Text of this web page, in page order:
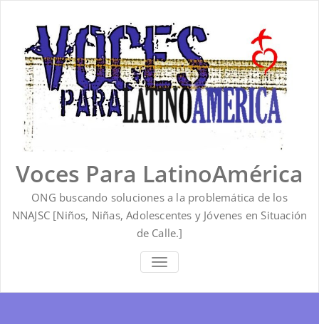
contenido
Voces Para LatinoAmérica
ONG buscando soluciones a la problemática de los
NNAJSC [Niños, Niñas, Adolescentes y Jóvenes en Situación
de Calle.]
ALTERNAR
LA